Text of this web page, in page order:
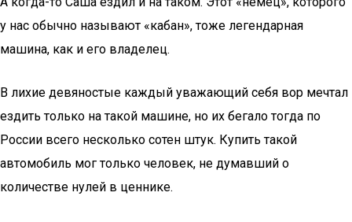
у нас обычно называют «кабан», тоже легендарная
машина, как и его владелец.
В лихие девяностые каждый уважающий себя вор мечтал
ездить только на такой машине, но их бегало тогда по
России всего несколько сотен штук. Купить такой
автомобиль мог только человек, не думавший о
количестве нулей в ценнике.